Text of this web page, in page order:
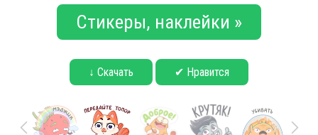
Стикеры, наклейки »
↓ Скачать ✔ Нравится